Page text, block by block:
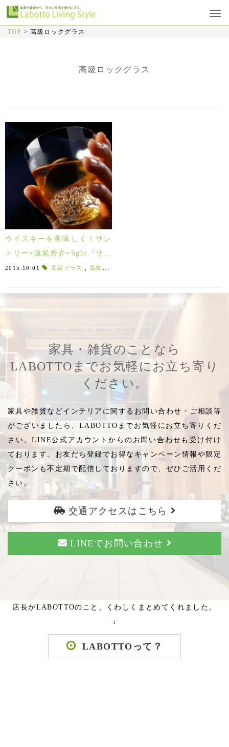
TOP >高級ロックグラス
高級ロックグラス
ウイスキーを美味しく！サン
トリー×道尾秀介×Sghr『サン
ダウナー』謎グラス
2015.10.01 高級グラス ,高級ロックグラス
家具・雑貨のことなら
LABOTTOまでお気軽にお立ち寄り
ください。
家具や雑貨などインテリアに関するお問い合わせ・ご相談等
がございましたら、LABOTTOまでお気軽にお立ち寄りくだ
さい。LINE公式アカウントからのお問い合わせも受け付け
ております。お友だち登録でお得なキャンペーン情報や限定
クーポンも不定期で配信しておりますので、ぜひご活用くだ
さい。
交通アクセスはこちら
LINEでお問い合わせ
店長がLABOTTOのこと、くわしくまとめてくれました。
↓
LABOTTOって？